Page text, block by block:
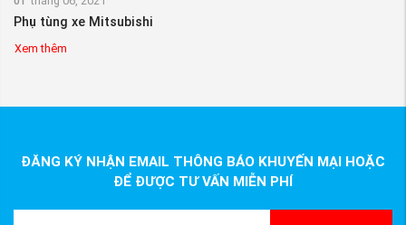
Phụ tùng xe Mitsubishi
Xem thêm
ĐĂNG KÝ NHẬN EMAIL THÔNG BÁO KHUYẾN MẠI HOẶC
ĐỂ ĐƯỢC TƯ VẤN MIỄN PHÍ